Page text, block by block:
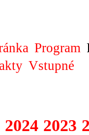
Program
Vstupné
2024 2023